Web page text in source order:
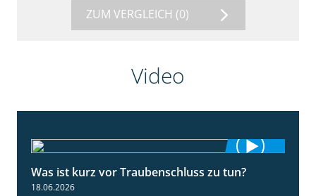
ZUM VERGLEICH (0)
Video
5:04
Was ist kurz vor Traubenschluss zu tun?
18.06.2026